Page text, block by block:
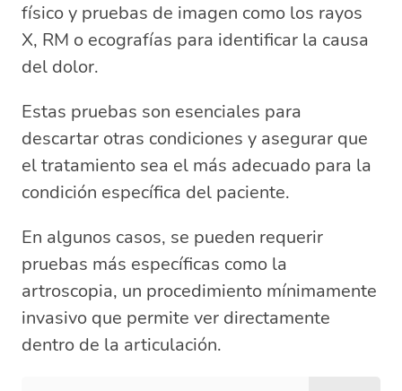
físico y pruebas de imagen como los rayos
X, RM o ecografías para identificar la causa
del dolor.
Estas pruebas son esenciales para
descartar otras condiciones y asegurar que
el tratamiento sea el más adecuado para la
condición específica del paciente.
En algunos casos, se pueden requerir
pruebas más específicas como la
artroscopia, un procedimiento mínimamente
invasivo que permite ver directamente
dentro de la articulación.